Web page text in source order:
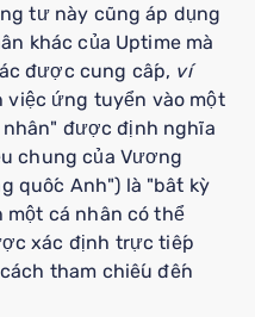
tư này cũng áp dụng
khác của Uptime mà
được cung cấp, ví
việc ứng tuyển vào một
được định nghĩa
chung của Vương
quốc Anh") là "bất kỳ
cá nhân có thể
xác định trực tiếp
tham chiếu đến